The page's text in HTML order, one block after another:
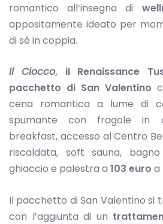
romantico all’insegna di
appositamente ideato per
di sé in coppia.
Il Ciocco, il Renaissance
pacchetto di San Valentino
cena romantica a lume di
spumante con fragole in
breakfast, accesso al Centro
riscaldata, soft sauna,
ghiaccio e palestra a 103 euro a
Il pacchetto di San Valentino si
con l’aggiunta di un